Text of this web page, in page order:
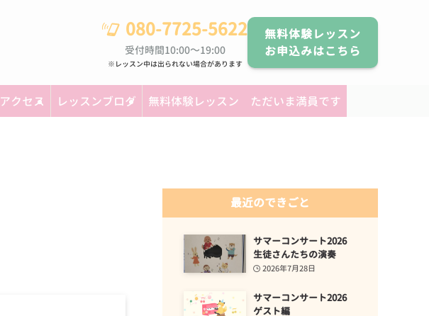
080-7725-5622
受付時間10:00～19:00
※レッスン中は出られない場合があります
無料体験レッスン
お申込みはこちら
アクセス レッスンブログ 無料体験レッスン ただいま満員です
最近のできごと
サマーコンサート2026
生徒さんたちの演奏
2026年7月28日
サマーコンサート2026
ゲスト編